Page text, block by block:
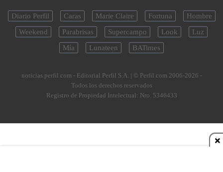
Diario Perfil Caras Marie Claire Fortuna
Hombre
Weekend
Parabrisas Supercampo Look
Luz
Mía
Lunateen BATimes
noticias.perfil.com - Editorial Perfil S.A. | © Perfil.com 2006-2026 -
Todos los derechos reservados
Registro de Propiedad Intelectual: Nro. 5346433